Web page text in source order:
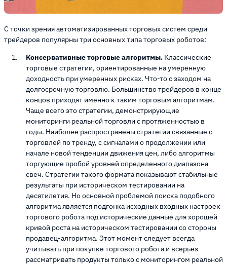
С точки зрения автоматизированных торговых систем среди
трейдеров популярны три основных типа торговых роботов:
Консервативные торговые алгоритмы. Классические
торговые стратегии, ориентированные на умеренную
доходность при умеренных рисках. Что-то с заходом на
долгосрочную торговлю. Большинство трейдеров в конце
концов приходят именно к таким торговым алгоритмам.
Чаще всего это стратегии, демонстрирующие
мониторинги реальной торговли с протяженностью в
годы. Наиболее распространены стратегии связанные с
торговлей по тренду, с сигналами о продолжении или
начале новой тенденции движения цен, либо алгоритмы
торгующие пробой уровней определенного диапазона
свеч. Стратегии такого формата показывают стабильные
результаты при историческом тестировании на
десятилетия. Но основной проблемой поиска подобного
алгоритма является подгонка исходных входных настроек
торгового робота под исторические данные для хорошей
кривой роста на историческом тестировании со стороны
продавец-алгоритма. Этот момент следует всегда
учитывать при покупке торгового робота и всерьез
рассматривать продукты только с мониторингом реальной